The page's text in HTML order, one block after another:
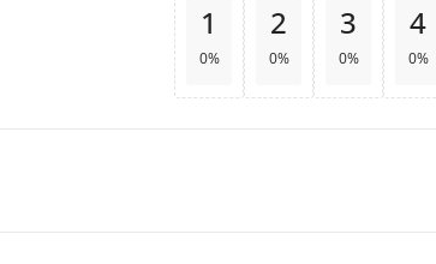
1
0%
2
0%
3
0%
4
0%